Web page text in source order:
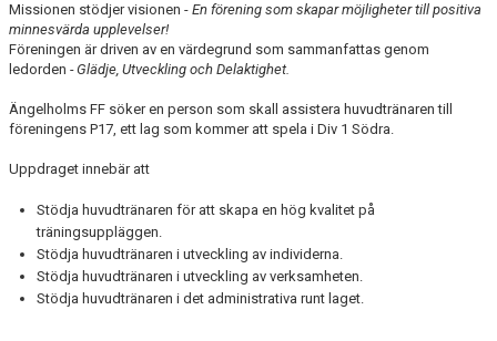
Missionen stödjer visionen - En förening som skapar möjligheter till positiva
minnesvärda upplevelser!
Föreningen är driven av en värdegrund som sammanfattas genom
ledorden - Glädje, Utveckling och Delaktighet.
Ängelholms FF söker en person som skall assistera huvudtränaren till
föreningens P17, ett lag som kommer att spela i Div 1 Södra.
Uppdraget innebär att
Stödja huvudtränaren för att skapa en hög kvalitet på
träningsuppläggen.
Stödja huvudtränaren i utveckling av individerna.
Stödja huvudtränaren i utveckling av verksamheten.
Stödja huvudtränaren i det administrativa runt laget.